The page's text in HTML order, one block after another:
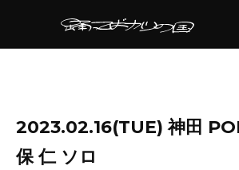
2023.02.16(TUE) 神田
保 仁 ソロ